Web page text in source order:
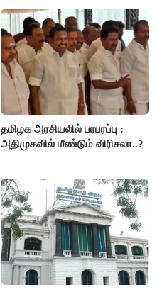
தமிழக அரசியலில் பரபரப்பு :
அதிமுகவில் மீண்டும் விரிசலா..?